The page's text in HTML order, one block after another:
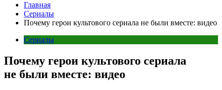
Главная
Сериалы
Почему герои культового сериала не были вместе: видео
Сериалы
Почему герои культового сериала
не были вместе: видео